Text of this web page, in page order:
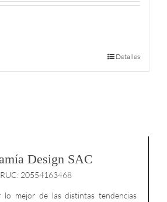
Detalles
Design SAC
RUC: 20554163468
lo mejor de las distintas tendencias